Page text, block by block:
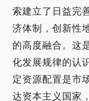
索建立了日益完
济体制，创新性
的高度融合。这
化发展规律的认
定资源配置是市
达资本主义国家